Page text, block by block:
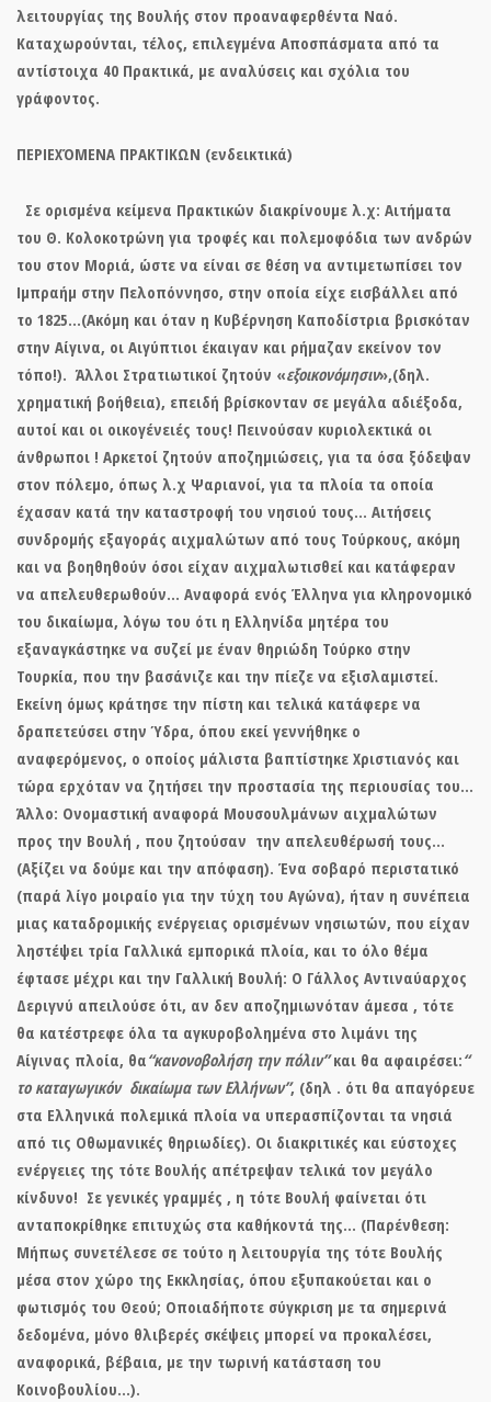
λειτουργίας της Βουλής στον προαναφερθέντα Ναό.
Καταχωρούνται, τέλος, επιλεγμένα Αποσπάσματα από τα
αντίστοιχα 40 Πρακτικά, με αναλύσεις και σχόλια του
γράφοντος.
ΠΕΡΙΕΧΌΜΕΝΑ ΠΡΑΚΤΙΚΩΝ (ενδεικτικά)
Σε ορισμένα κείμενα Πρακτικών διακρίνουμε λ.χ: Αιτήματα
του Θ. Κολοκοτρώνη για τροφές και πολεμοφόδια των ανδρών
του στον Μοριά, ώστε να είναι σε θέση να αντιμετωπίσει τον
Ιμπραήμ στην Πελοπόννησο, στην οποία είχε εισβάλλει από
το 1825…(Ακόμη και όταν η Κυβέρνηση Καποδίστρια βρισκόταν
στην Αίγινα, οι Αιγύπτιοι έκαιγαν και ρήμαζαν εκείνον τον
τόπο!). Άλλοι Στρατιωτικοί ζητούν «εξοικονόμησιν»,(δηλ.
χρηματική βοήθεια), επειδή βρίσκονταν σε μεγάλα αδιέξοδα,
αυτοί και οι οικογένειές τους! Πεινούσαν κυριολεκτικά οι
άνθρωποι ! Αρκετοί ζητούν αποζημιώσεις, για τα όσα ξόδεψαν
στον πόλεμο, όπως λ.χ Ψαριανοί, για τα πλοία τα οποία
έχασαν κατά την καταστροφή του νησιού τους… Αιτήσεις
συνδρομής εξαγοράς αιχμαλώτων από τους Τούρκους, ακόμη
και να βοηθηθούν όσοι είχαν αιχμαλωτισθεί και κατάφεραν
να απελευθερωθούν… Αναφορά ενός Έλληνα για κληρονομικό
του δικαίωμα, λόγω του ότι η Ελληνίδα μητέρα του
εξαναγκάστηκε να συζεί με έναν θηριώδη Τούρκο στην
Τουρκία, που την βασάνιζε και την πίεζε να εξισλαμιστεί.
Εκείνη όμως κράτησε την πίστη και τελικά κατάφερε να
δραπετεύσει στην Ύδρα, όπου εκεί γεννήθηκε ο
αναφερόμενος, ο οποίος μάλιστα βαπτίστηκε Χριστιανός και
τώρα ερχόταν να ζητήσει την προστασία της περιουσίας του…
Άλλο: Ονομαστική αναφορά Μουσουλμάνων αιχμαλώτων
προς την Βουλή , που ζητούσαν την απελευθέρωσή τους…
(Αξίζει να δούμε και την απόφαση). Ένα σοβαρό περιστατικό
(παρά λίγο μοιραίο για την τύχη του Αγώνα), ήταν η συνέπεια
μιας καταδρομικής ενέργειας ορισμένων νησιωτών, που είχαν
ληστέψει τρία Γαλλικά εμπορικά πλοία, και το όλο θέμα
έφτασε μέχρι και την Γαλλική Βουλή: Ο Γάλλος Αντιναύαρχος
Δεριγνύ απειλούσε ότι, αν δεν αποζημιωνόταν άμεσα , τότε
θα κατέστρεφε όλα τα αγκυροβολημένα στο λιμάνι της
Αίγινας πλοία, θα“κανονοβολήση την πόλιν”και θα αφαιρέσει:“
το καταγωγικόν δικαίωμα των Ελλήνων”, (δηλ . ότι θα απαγόρευε
στα Ελληνικά πολεμικά πλοία να υπερασπίζονται τα νησιά
από τις Οθωμανικές θηριωδίες). Οι διακριτικές και εύστοχες
ενέργειες της τότε Βουλής απέτρεψαν τελικά τον μεγάλο
κίνδυνο! Σε γενικές γραμμές , η τότε Βουλή φαίνεται ότι
ανταποκρίθηκε επιτυχώς στα καθήκοντά της… (Παρένθεση:
Μήπως συνετέλεσε σε τούτο η λειτουργία της τότε Βουλής
μέσα στον χώρο της Εκκλησίας, όπου εξυπακούεται και ο
φωτισμός του Θεού; Οποιαδήποτε σύγκριση με τα σημερινά
δεδομένα, μόνο θλιβερές σκέψεις μπορεί να προκαλέσει,
αναφορικά, βέβαια, με την τωρινή κατάσταση του
Κοινοβουλίου…).